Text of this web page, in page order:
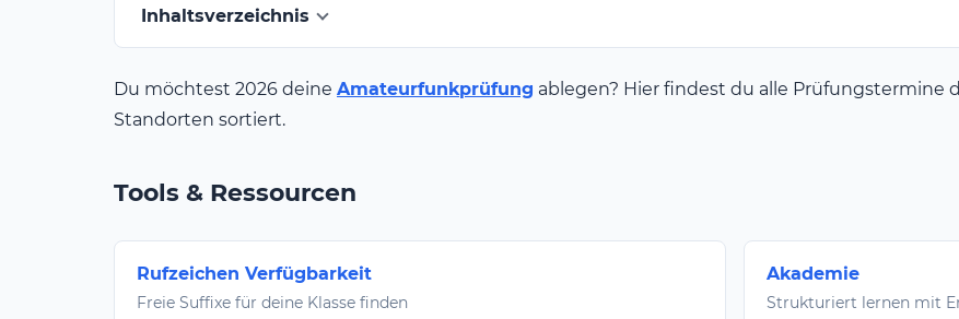
Inhaltsverzeichnis
Du möchtest 2026 deine Amateurfunkprüfung ablegen? Hier findest du alle
Standorten sortiert.
Tools & Ressourcen
Rufzeichen Verfügbarkeit
Freie Suffixe für deine Klasse finden
Akademie
Strukturiert lernen mit